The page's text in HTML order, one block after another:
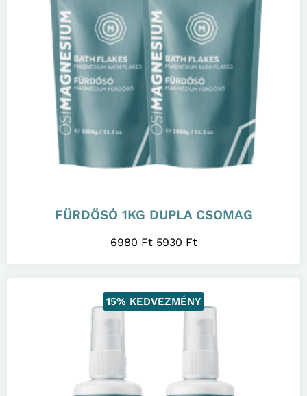
FÜRDŐSÓ 1KG DUPLA CSOMAG
6980Ft 5930 Ft
15% KEDVEZMÉNY